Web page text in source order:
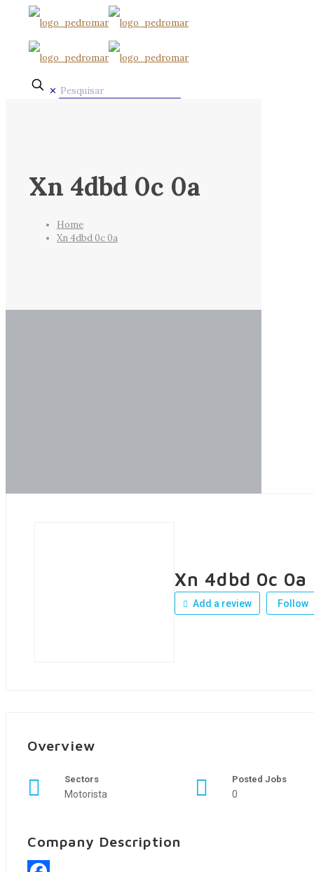
✕
Xn 4dbd 0c 0a
Home
Xn 4dbd 0c 0a
Xn 4dbd 0c 0a
Add a review Follow
Overview
Sectors
Motorista
Posted Jobs
0
Company Description